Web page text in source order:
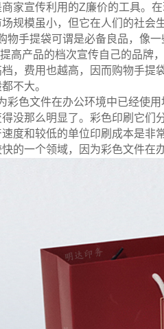
宣传利用的Z廉价的工具。
规模虽小，但它在人们的社
手提袋可谓是必备良品，像
高产品的档次宣传自己的品
，费用也越高，因而购物手
不大。
彩色文件在办公环境中已经使
没那么明显了。彩色印刷它
度和较低的单位印刷成本是
的一个领域，因为彩色文件在